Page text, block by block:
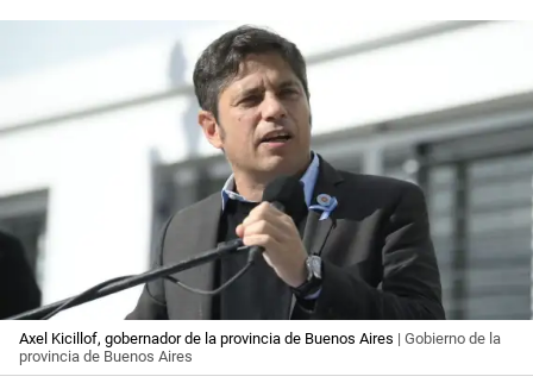
Axel Kicillof, gobernador de la provincia de Buenos Aires | Gobierno de la
provincia de Buenos Aires